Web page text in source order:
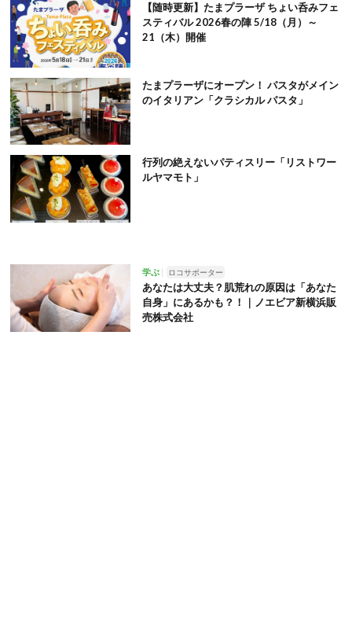
【随時更新】たまプラーザ ちょい呑みフェ
スティバル 2026春の陣 5/18（月）～
21（木）開催
たまプラーザにオープン！ パスタがメイン
のイタリアン「クラシカル パスタ」
行列の絶えないパティスリー「リストワー
ルヤマモト」
学ぶ ロコサポーター
あなたは大丈夫？肌荒れの原因は「あなた
自身」にあるかも？！｜ノエビア新横浜販
売株式会社